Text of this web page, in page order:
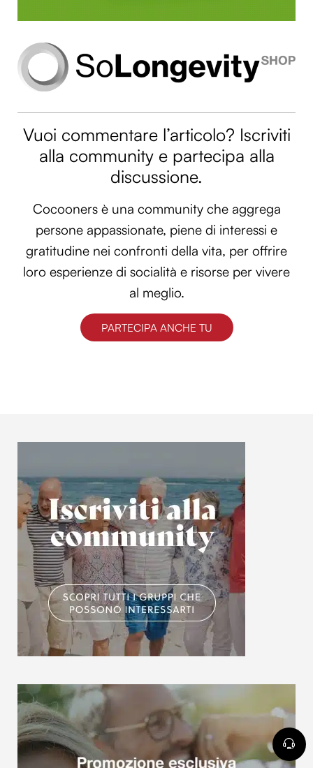
Vuoi commentare l’articolo? Iscriviti
alla community e partecipa alla
discussione.
Cocooners è una community che aggrega
persone appassionate, piene di interessi e
gratitudine nei confronti della vita, per offrire
loro esperienze di socialità e risorse per vivere
al meglio.
PARTECIPA ANCHE TU